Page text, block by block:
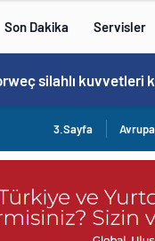
Son Dakika Servisler
3.Sayfa Avrupa